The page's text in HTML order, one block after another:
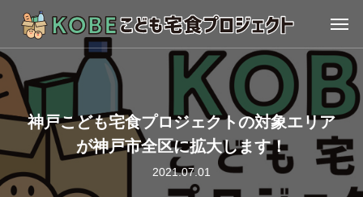
神戸こども宅食プロジェクトの対象エリア
が神戸市全区に拡大します！
2021.07.01